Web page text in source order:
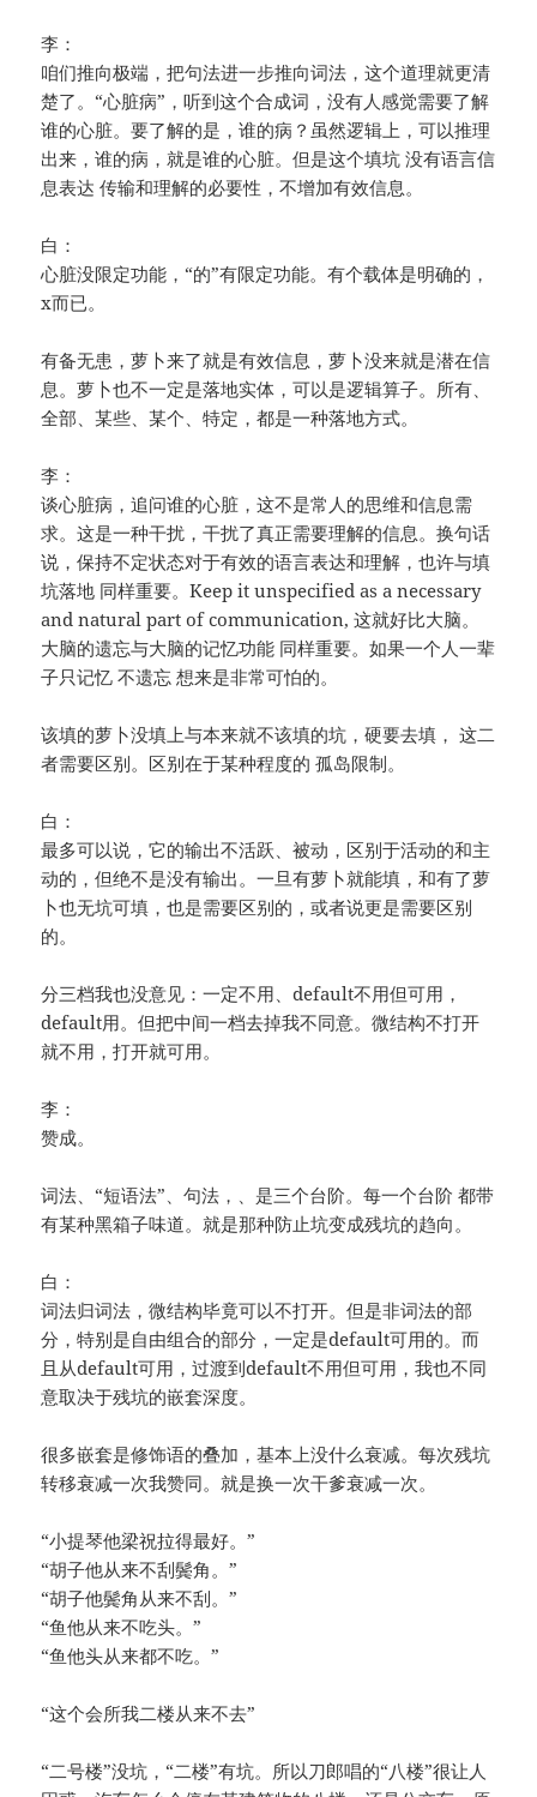
李：
咱们推向极端，把句法进一步推向词法，这个道理就更清
楚了。“心脏病”，听到这个合成词，没有人感觉需要了解
谁的心脏。要了解的是，谁的病？虽然逻辑上，可以推理
出来，谁的病，就是谁的心脏。但是这个填坑 没有语言信
息表达 传输和理解的必要性，不增加有效信息。
白：
心脏没限定功能，“的”有限定功能。有个载体是明确的，
x而已。
有备无患，萝卜来了就是有效信息，萝卜没来就是潜在信
息。萝卜也不一定是落地实体，可以是逻辑算子。所有、
全部、某些、某个、特定，都是一种落地方式。
李：
谈心脏病，追问谁的心脏，这不是常人的思维和信息需
求。这是一种干扰，干扰了真正需要理解的信息。换句话
说，保持不定状态对于有效的语言表达和理解，也许与填
坑落地 同样重要。Keep it unspecified as a necessary
and natural part of communication, 这就好比大脑。
大脑的遗忘与大脑的记忆功能 同样重要。如果一个人一辈
子只记忆 不遗忘 想来是非常可怕的。
该填的萝卜没填上与本来就不该填的坑，硬要去填， 这二
者需要区别。区别在于某种程度的 孤岛限制。
白：
最多可以说，它的输出不活跃、被动，区别于活动的和主
动的，但绝不是没有输出。一旦有萝卜就能填，和有了萝
卜也无坑可填，也是需要区别的，或者说更是需要区别
的。
分三档我也没意见：一定不用、default不用但可用，
default用。但把中间一档去掉我不同意。微结构不打开
就不用，打开就可用。
李：
赞成。
词法、“短语法”、句法，、是三个台阶。每一个台阶 都带
有某种黑箱子味道。就是那种防止坑变成残坑的趋向。
白：
词法归词法，微结构毕竟可以不打开。但是非词法的部
分，特别是自由组合的部分，一定是default可用的。而
且从default可用，过渡到default不用但可用，我也不同
意取决于残坑的嵌套深度。
很多嵌套是修饰语的叠加，基本上没什么衰减。每次残坑
转移衰减一次我赞同。就是换一次干爹衰减一次。
“小提琴他梁祝拉得最好。”
“胡子他从来不刮鬓角。”
“胡子他鬓角从来不刮。”
“鱼他从来不吃头。”
“鱼他头从来都不吃。”
“这个会所我二楼从来不去”
“二号楼”没坑，“二楼”有坑。所以刀郎唱的“八楼”很让人